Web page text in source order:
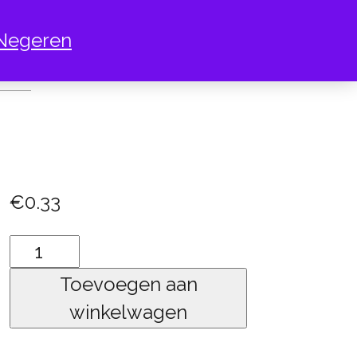
€0.33
duivel
hart
Toevoegen aan
winkelwagen